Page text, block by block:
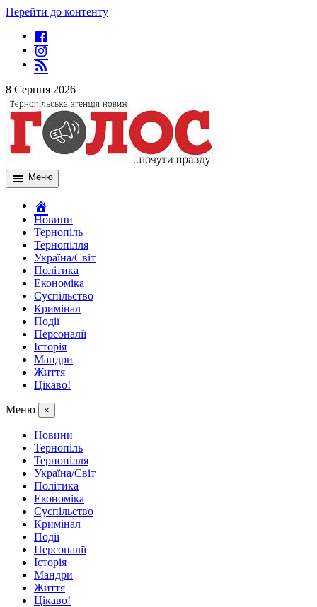
Перейти до контенту
8 Серпня 2026
Меню
Новини
Тернопіль
Тернопілля
Україна/Світ
Політика
Економіка
Суспільство
Кримінал
Події
Персоналії
Історія
Мандри
Життя
Цікаво!
Меню ×
Новини
Тернопіль
Тернопілля
Україна/Світ
Політика
Економіка
Суспільство
Кримінал
Події
Персоналії
Історія
Мандри
Життя
Цікаво!